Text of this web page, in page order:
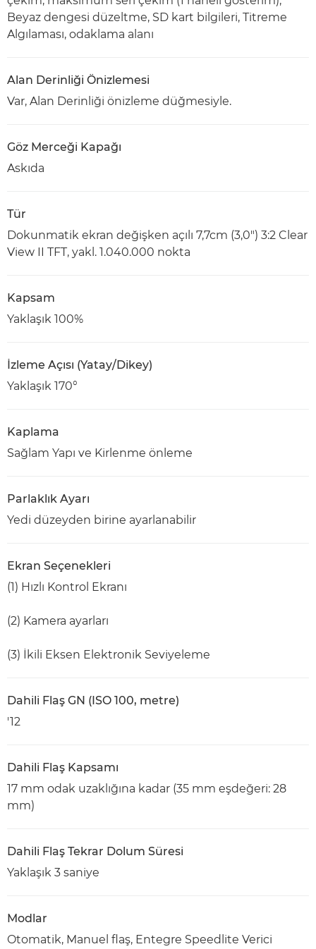
Beyaz dengesi düzeltme, SD kart bilgileri, Titreme
Algılaması, odaklama alanı
Alan Derinliği Önizlemesi
Var, Alan Derinliği önizleme düğmesiyle.
Göz Merceği Kapağı
Askıda
Tür
Dokunmatik ekran değişken açılı 7,7cm (3,0") 3:2 Clear
View II TFT, yakl. 1.040.000 nokta
Kapsam
Yaklaşık 100%
İzleme Açısı (Yatay/Dikey)
Yaklaşık 170°
Kaplama
Sağlam Yapı ve Kirlenme önleme
Parlaklık Ayarı
Yedi düzeyden birine ayarlanabilir
Ekran Seçenekleri
(1) Hızlı Kontrol Ekranı
(2) Kamera ayarları
(3) İkili Eksen Elektronik Seviyeleme
Dahili Flaş GN (ISO 100, metre)
'12
Dahili Flaş Kapsamı
17 mm odak uzaklığına kadar (35 mm eşdeğeri: 28
mm)
Dahili Flaş Tekrar Dolum Süresi
Yaklaşık 3 saniye
Modlar
Otomatik, Manuel flaş, Entegre Speedlite Verici